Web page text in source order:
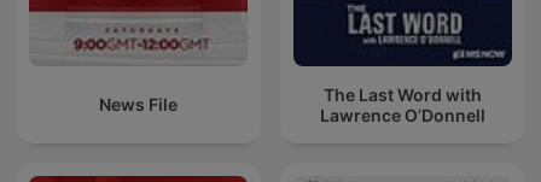
News File
The Last Word with
Lawrence O’Donnell